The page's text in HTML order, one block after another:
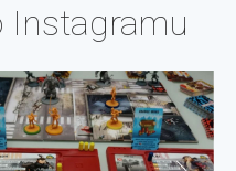
Instagramu